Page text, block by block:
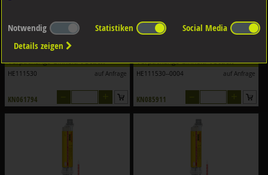
Loctite Sofortklebstoff Typ 410
500g
Verpackungs-Einheit:1 Stück
HE111530 auf Anfrage
KN061794
Loctite Sofortklebstoff Typ 410
Verpackungs-Einheit:4 Stück
HE111530--0004 auf Anfrage
KN085911
Notwendig Statistiken
Social Media
Details zeigen